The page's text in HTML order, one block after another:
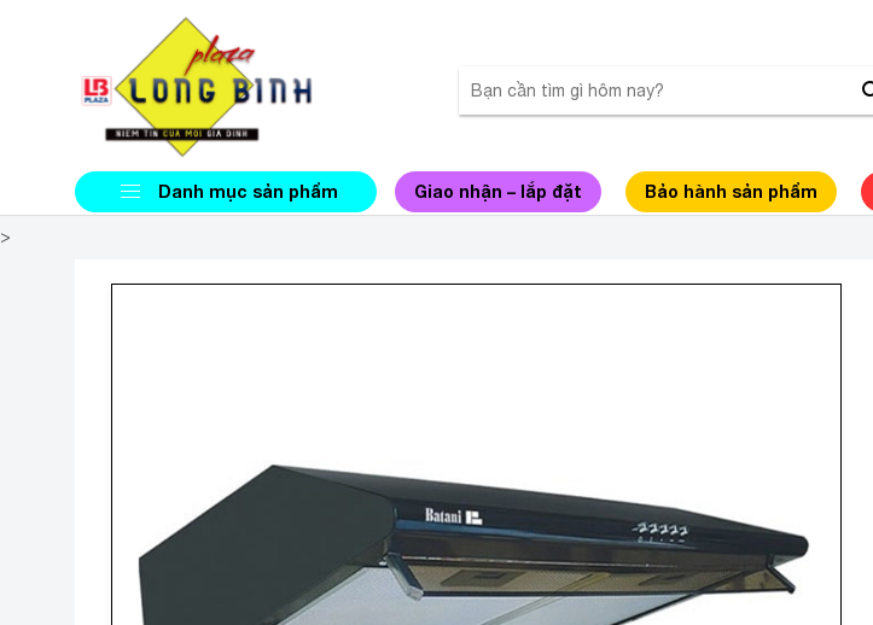
Danh mục sản phẩm Giao nhận – lắp đặt Bảo hành sản phẩm
>